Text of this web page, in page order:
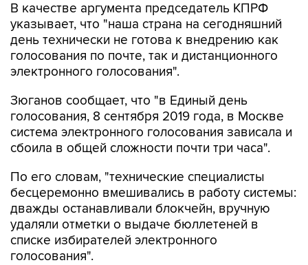
В качестве аргумента председатель КПРФ
указывает, что "наша страна на сегодняшний
день технически не готова к внедрению как
голосования по почте, так и дистанционного
электронного голосования".
Зюганов сообщает, что "в Единый день
голосования, 8 сентября 2019 года, в Москве
система электронного голосования зависала и
сбоила в общей сложности почти три часа".
По его словам, "технические специалисты
бесцеремонно вмешивались в работу системы:
дважды останавливали блокчейн, вручную
удаляли отметки о выдаче бюллетеней в
списке избирателей электронного
голосования".